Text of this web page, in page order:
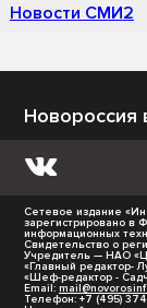
Новости СМИ2
Новороссия
Сетевое издание
зарегистрировано в
информационных
Свидетельство о
Учредитель — НАО
«Главный редактор-
«Шеф-редактор -
Email:
Телефон: +7 (495)